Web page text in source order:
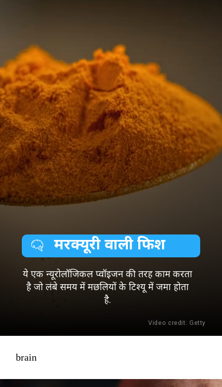
मरक्यूरी वाली फिश
ये एक न्यूरोलॉजिकल प्वॉइजन की तरह काम करता
है जो लंबे समय में मछलियों के टिश्यू में जमा होता
है.
Video credit: Getty
brain